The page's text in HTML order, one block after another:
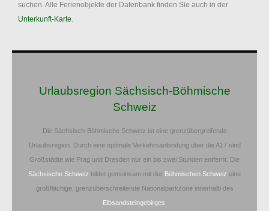
suchen. Alle Ferienobjekte der Datenbank finden Sie auch in der
Unterkunft-Karte.
Urlaubsregion Sächsisch-Böhmische
Schweiz
Die Sächsisch-Böhmische Schweiz ist eine grenzübergreifende
Urlaubsregion. Durch eine optimale Verkehrsanbindung über die A17 sind
Großstädte wie Prag und Dresden nur ein bis zwei Stunden entfernt. Die
Sächsische Schweiz bildet gemeinsam mit der Böhmischen Schweiz eine
großflächige, grenzüberschreitende Nationalparkzone innerhalb des
Elbsandsteingebirges